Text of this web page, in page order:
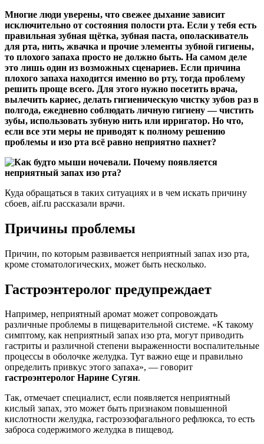
Многие люди уверены, что свежее дыхание зависит
исключительно от состояния полости рта. Если у тебя есть
правильная зубная щётка, зубная паста, ополаскиватель
для рта, нить, жвачка и прочие элементы зубной гигиены,
то плохого запаха просто не должно быть. На самом деле
это лишь один из возможных сценариев. Если причина
плохого запаха находится именно во рту, тогда проблему
решить проще всего. Для этого нужно посетить врача,
вылечить кариес, делать гигиеническую чистку зубов раз в
полгода, ежедневно соблюдать личную гигиену — чистить
зубы, использовать зубную нить или ирригатор. Но что,
если все эти меры не приводят к полному решению
проблемы и изо рта всё равно неприятно пахнет?
Куда обращаться в таких ситуациях и в чем искать причину
сбоев, aif.ru рассказали врачи.
Причины проблемы
Причин, по которым развивается неприятный запах изо рта,
кроме стоматологических, может быть несколько.
Гастроэнтеролог предупреждает
Например, неприятный аромат может сопровождать
различные проблемы в пищеварительной системе. «К такому
симптому, как неприятный запах изо рта, могут приводить
гастриты и различной степени выраженности воспалительные
процессы в оболочке желудка. Тут важно еще и правильно
определить привкус этого запаха», — говорит
гастроэнтеролог Нарине Сугян.
Так, отмечает специалист, если появляется неприятный
кислый запах, это может быть признаком повышенной
кислотности желудка, гастроэзофагального рефлюкса, то есть
заброса содержимого желудка в пищевод.